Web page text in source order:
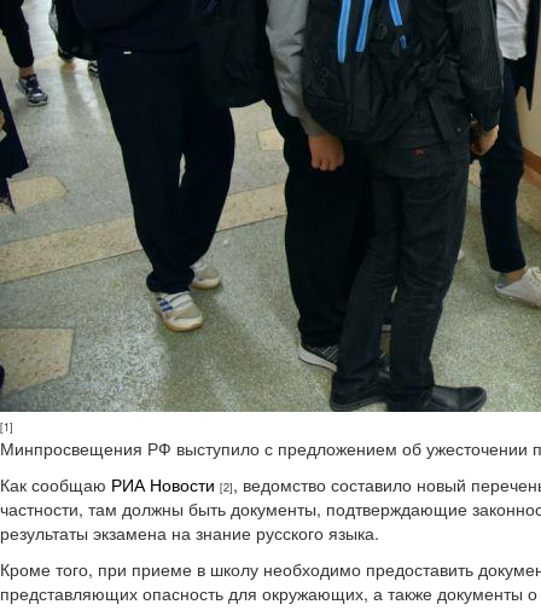
[1]
Минпросвещения РФ выступило с предложением об ужесточении
Как сообщаю РИА Новости [2], ведомство составило новый
частности, там должны быть документы, подтверждающие
результаты экзамена на знание русского языка.
Кроме того, при приеме в школу необходимо предоставить
представляющих опасность для окружающих, а также документы